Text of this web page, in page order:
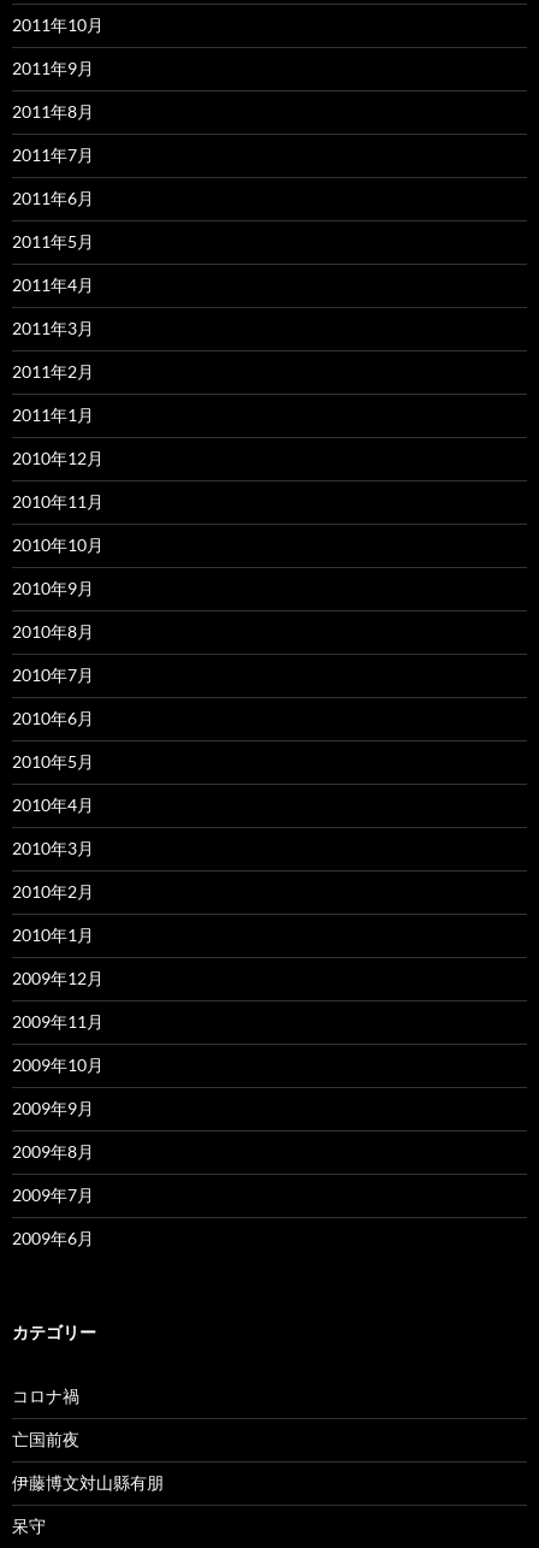
2011年10月
2011年9月
2011年8月
2011年7月
2011年6月
2011年5月
2011年4月
2011年3月
2011年2月
2011年1月
2010年12月
2010年11月
2010年10月
2010年9月
2010年8月
2010年7月
2010年6月
2010年5月
2010年4月
2010年3月
2010年2月
2010年1月
2009年12月
2009年11月
2009年10月
2009年9月
2009年8月
2009年7月
2009年6月
カテゴリー
コロナ禍
亡国前夜
伊藤博文対山縣有朋
呆守